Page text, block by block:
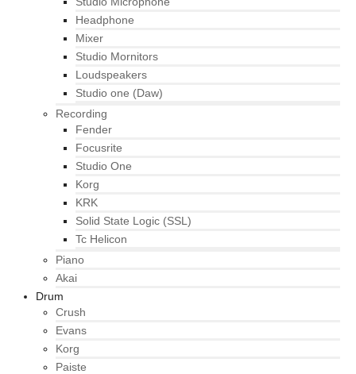
Headphone
Mixer
Studio Mornitors
Loudspeakers
Studio one (Daw)
Recording
Fender
Focusrite
Studio One
Korg
KRK
Solid State Logic (SSL)
Tc Helicon
Piano
Akai
Drum
Crush
Evans
Korg
Paiste